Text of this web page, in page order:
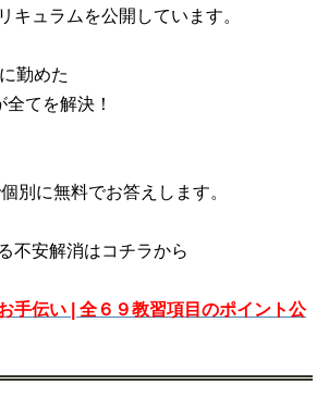
キュラムを公開しています。
勤めた
全てを解決！
別に無料でお答えします。
不安解消はコチラから
手伝い | 全６９教習項目のポイント公